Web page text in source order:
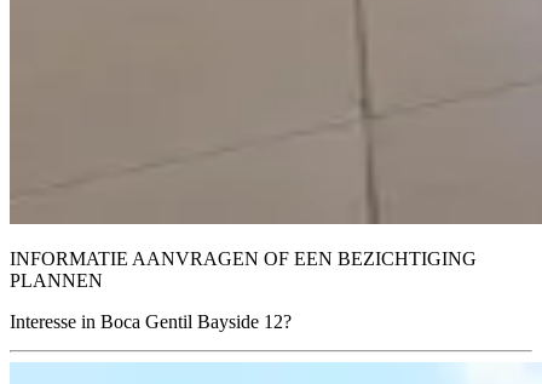
INFORMATIE AANVRAGEN OF EEN BEZICHTIGING
PLANNEN
Interesse in Boca Gentil Bayside 12?